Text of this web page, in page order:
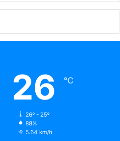
26 ℃
26º - 25º
88%
5.64 km/h